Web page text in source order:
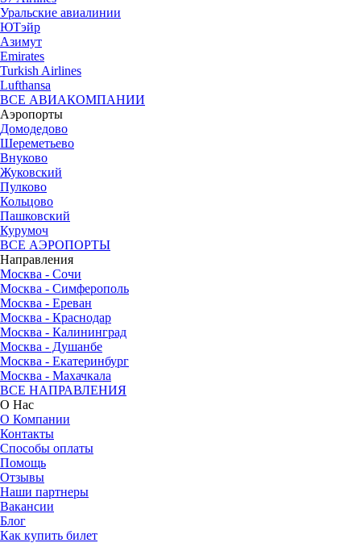
Уральские авиалинии
ЮТэйр
Азимут
Emirates
Turkish Airlines
Lufthansa
ВСЕ АВИАКОМПАНИИ
Аэропорты
Домодедово
Шереметьево
Внуково
Жуковский
Пулково
Кольцово
Пашковский
Курумоч
ВСЕ АЭРОПОРТЫ
Направления
Москва - Сочи
Москва - Симферополь
Москва - Ереван
Москва - Краснодар
Москва - Калининград
Москва - Душанбе
Москва - Екатеринбург
Москва - Махачкала
ВСЕ НАПРАВЛЕНИЯ
О Нас
О Компании
Контакты
Способы оплаты
Помощь
Отзывы
Наши партнеры
Вакансии
Блог
Как купить билет